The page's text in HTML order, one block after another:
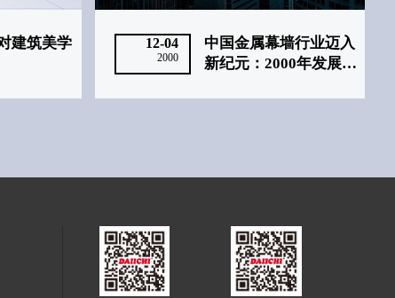
建筑美学
12-04
2000
中国金属幕墙行业迈入
新纪元：2000年发展回